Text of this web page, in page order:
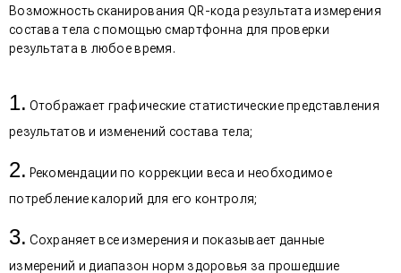
Возможность сканирования QR-кода результата измерения
состава тела с помощью смартфонна для проверки
результата в любое время.
Отображает графические статистические представления
результатов и изменений состава тела;
Рекомендации по коррекции веса и необходимое
потребление калорий для его контроля;
Сохраняет все измерения и показывает данные
измерений и диапазон норм здоровья за прошедшие